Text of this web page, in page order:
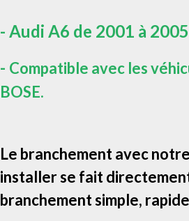
- Audi A6 de 2001 à 2005
- Compatible avec les
BOSE.
Le branchement avec
installer se fait
branchement simple,